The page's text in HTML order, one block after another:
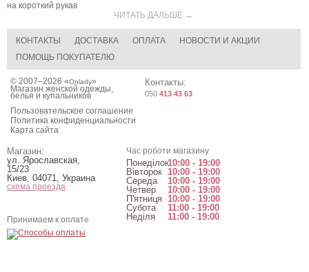
ЧИТАТЬ ДАЛЬШЕ →
на короткий рукав
КОНТАКТЫ ДОСТАВКА ОПЛАТА
НОВОСТИ И АКЦИИ
ПОМОЩЬ ПОКУПАТЕЛЮ
© 2007–2026 «Onlady»
Магазин женской одежды,
белья и купальников
Пользовательское соглашение
Политика конфиденциальности
Карта сайта
Контакты:
050 413 43 63
Магазин:
ул. Ярославская,
15/23
Киев, 04071, Украина
схема проезда
Час роботи магазину
Понеділок10:00 - 19:00
Вівторок 10:00 - 19:00
Середа
10:00 - 19:00
Четвер
10:00 - 19:00
П'ятниця 10:00 - 19:00
Субота
11:00 - 19:00
Неділя
11:00 - 19:00
Принимаем к оплате